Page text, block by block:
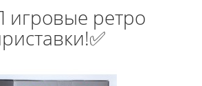
игровые ретро